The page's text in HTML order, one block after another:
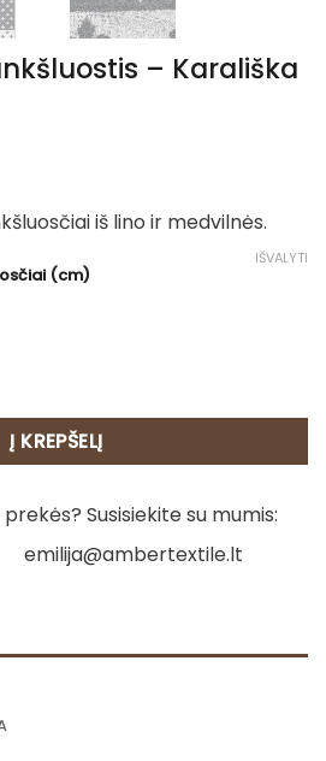
– Karališka
iš lino ir medvilnės.
(cm)
IŠVALYTI
lininis rankšluostis - Karališka lelija
Į KREPŠELĮ
Susisiekite su mumis:
emilija@ambertextile.lt